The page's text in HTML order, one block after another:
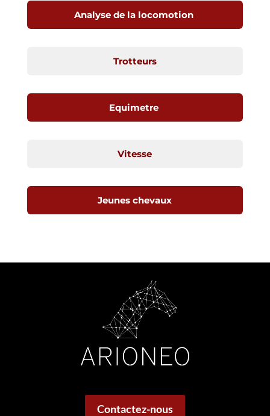
Analyse de la locomotion
Trotteurs
Equimetre
Vitesse
Jeunes chevaux
Contactez-nous